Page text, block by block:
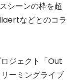
シーンの枠を超
などとのコラ
ジェクト「Out
ーミングライブ